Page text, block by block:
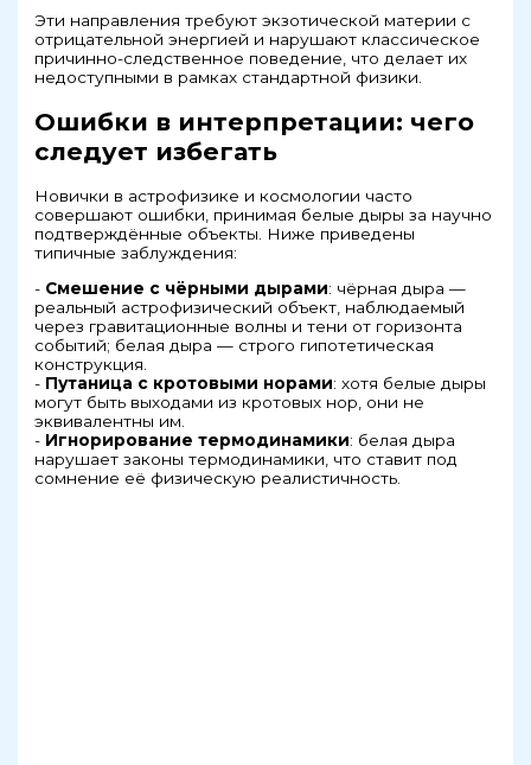
Эти направления требуют экзотической материи с
отрицательной энергией и нарушают классическое
причинно-следственное поведение, что делает их
недоступными в рамках стандартной физики.
Ошибки в интерпретации: чего
следует избегать
Новички в астрофизике и космологии часто
совершают ошибки, принимая белые дыры за научно
подтверждённые объекты. Ниже приведены
типичные заблуждения:
- Смешение с чёрными дырами: чёрная дыра —
реальный астрофизический объект, наблюдаемый
через гравитационные волны и тени от горизонта
событий; белая дыра — строго гипотетическая
конструкция.
- Путаница с кротовыми норами: хотя белые дыры
могут быть выходами из кротовых нор, они не
эквивалентны им.
- Игнорирование термодинамики: белая дыра
нарушает законы термодинамики, что ставит под
сомнение её физическую реалистичность.